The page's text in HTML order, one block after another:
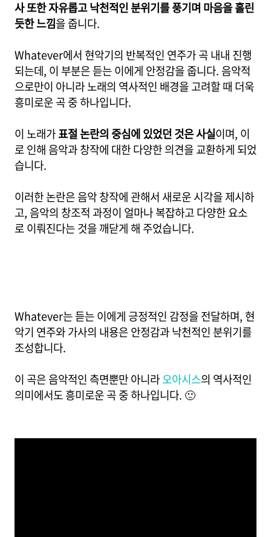
사 또한 자유롭고 낙천적인 분위기를 풍기며 마음을 홀린
듯한 느낌을 줍니다.
Whatever에서 현악기의 반복적인 연주가 곡 내내 진행
되는데, 이 부분은 듣는 이에게 안정감을 줍니다. 음악적
으로만이 아니라 노래의 역사적인 배경을 고려할 때 더욱
흥미로운 곡 중 하나입니다.
이 노래가표절 논란의 중심에 있었던 것은 사실이며, 이
로 인해 음악과 창작에 대한 다양한 의견을 교환하게 되었
습니다.
이러한 논란은 음악 창작에 관해서 새로운 시각을 제시하
고, 음악의 창조적 과정이 얼마나 복잡하고 다양한 요소
로 이뤄진다는 것을 깨닫게 해 주었습니다.
Whatever는 듣는 이에게 긍정적인 감정을 전달하며, 현
악기 연주와 가사의 내용은 안정감과 낙천적인 분위기를
조성합니다.
이 곡은 음악적인 측면뿐만 아니라오아시스의 역사적인
의미에서도 흥미로운 곡 중 하나입니다. 🙂